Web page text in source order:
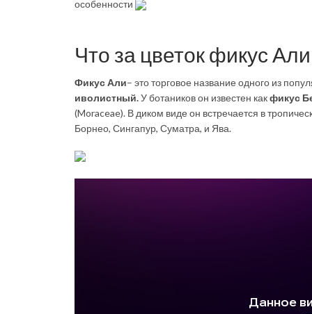
особенности
Что за цветок фикус Али
Фикус Али– это торговое название одного из
иволистный.У ботаников он известен какфикус
(Moraceae). В диком виде он встречается в
Борнео, Сингапур, Суматра, и Ява.